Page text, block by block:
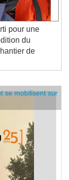
pour une
du
de
mobilisent sur